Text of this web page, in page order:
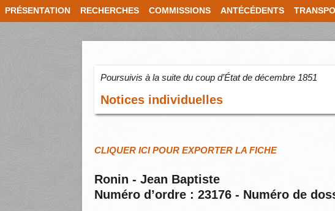
PRÉSENTATION RECHERCHES COMMISSIONS ANTÉCÉDENTS
Poursuivis à la suite du coup d’État de décembre 1851
Notices individuelles
CLIQUER ICI POUR EXPORTER LA FICHE
Ronin - Jean Baptiste
Numéro d’ordre : 23176 - Numéro de